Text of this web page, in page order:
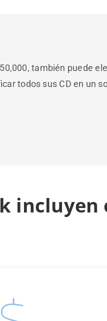
también puede
todos sus CD en un